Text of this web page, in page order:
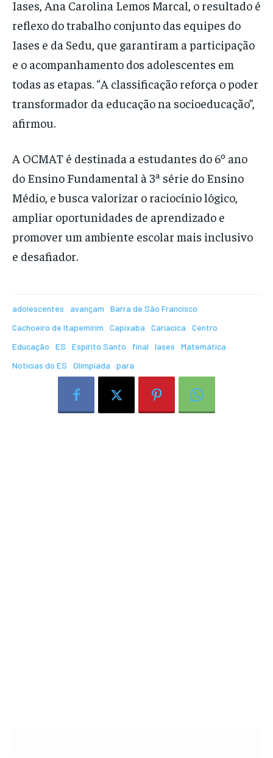
Iases, Ana Carolina Lemos Marcal, o resultado é
reflexo do trabalho conjunto das equipes do
Iases e da Sedu, que garantiram a participação
e o acompanhamento dos adolescentes em
todas as etapas. “A classificação reforça o poder
transformador da educação na socioeducação”,
afirmou.
A OCMAT é destinada a estudantes do 6º ano
do Ensino Fundamental à 3ª série do Ensino
Médio, e busca valorizar o raciocínio lógico,
ampliar oportunidades de aprendizado e
promover um ambiente escolar mais inclusivo
e desafiador.
adolescentes avançam
Barra de São Francisco
Cachoeiro de Itapemirim
Capixaba Cariacica
Centro
Educação
ES Espírito Santo final Iases
Matemática
Notícias do ES
Olimpíada para